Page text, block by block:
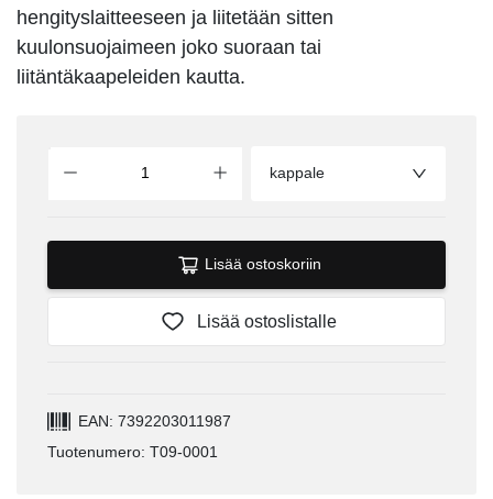
hengityslaitteeseen ja liitetään sitten
kuulonsuojaimeen joko suoraan tai
liitäntäkaapeleiden kautta.
kappale
Lisää ostoskoriin
Lisää ostoslistalle
EAN: 7392203011987
Tuotenumero: T09-0001